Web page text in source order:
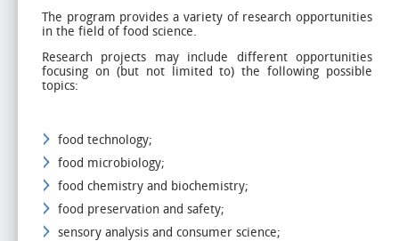
The program provides a variety of research opportunities
in the field of food science.
Research projects may include different opportunities
focusing on (but not limited to) the following possible
topics:
food technology;
food microbiology;
food chemistry and biochemistry;
food preservation and safety;
sensory analysis and consumer science;